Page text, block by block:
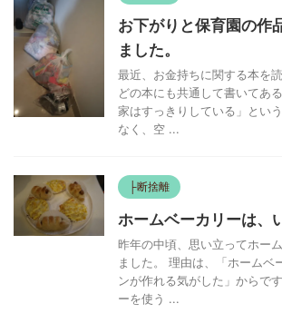
お下がりと保育園の作
ました。
最近、お金持ちに関する本を
どの本にも共通して書いてあ
家はすっきりしている」とい
なく、空 ...
├断捨離
ホームベーカリーは、
昨年の中頃、思い立ってホー
ました。 理由は、「ホームベ
ンが作れる気がした」からで
ーを使う ...